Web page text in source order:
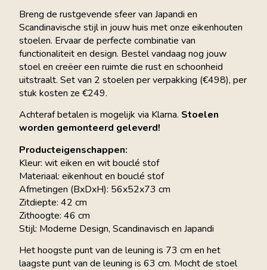
Breng de rustgevende sfeer van Japandi en
Scandinavische stijl in jouw huis met onze eikenhouten
stoelen. Ervaar de perfecte combinatie van
functionaliteit en design. Bestel vandaag nog jouw
stoel en creëer een ruimte die rust en schoonheid
uitstraalt. Set van 2 stoelen per verpakking (€498), per
stuk kosten ze €249.
Achteraf betalen is mogelijk via Klarna. Stoelen
worden gemonteerd geleverd!
Producteigenschappen:
Kleur: wit eiken en wit bouclé stof
Materiaal: eikenhout en bouclé stof
Afmetingen (BxDxH): 56x52x73 cm
Zitdiepte: 42 cm
Zithoogte: 46 cm
Stijl: Moderne Design, Scandinavisch en Japandi
Het hoogste punt van de leuning is 73 cm en het
laagste punt van de leuning is 63 cm. Mocht de stoel